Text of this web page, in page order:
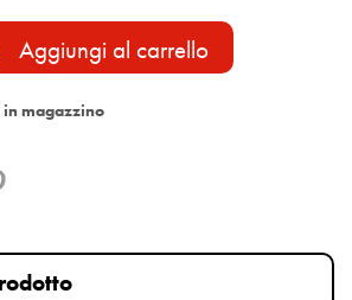
Aggiungi al carrello
magazzino